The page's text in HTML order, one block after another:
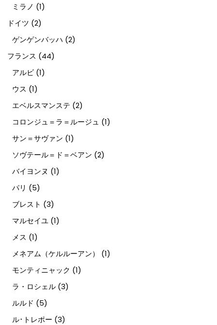
ミラノ (1)
ドイツ (2)
ゲンゲンバッハ (2)
フランス (44)
アルビ (1)
ウス (1)
エベルスマンステ (2)
コロンジュ＝ラ＝ルージュ (1)
サン＝サヴァン (1)
ソヴテール＝ド＝ベアン (2)
バイヨンヌ (1)
パリ (5)
ブレスト (3)
マルセイユ (1)
メス (1)
メネアム（ケルルーアン）
(1)
モンティニャック (1)
ラ・ロシェル (3)
ルルド (5)
ル･トレポー (3)